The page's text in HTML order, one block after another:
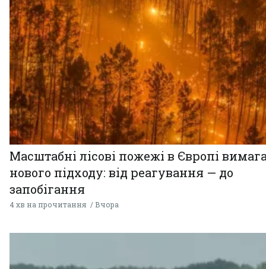
Масштабні лісові пожежі в Європі
нового підходу: від реагування — до
запобігання
4 хв на прочитання Вчора